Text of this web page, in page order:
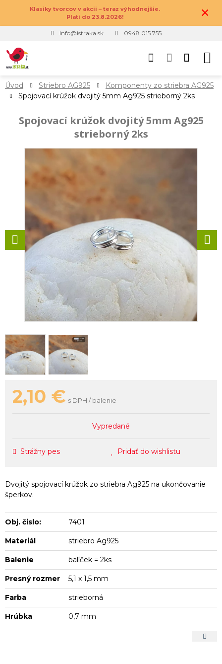
Klasiky tvorcov v akcii – teraz výhodnejšie.
Platí do 23.8.2026!
×
info@istraka.sk 0948 015 755
Úvod Striebro AG925
Komponenty zo striebra AG925
Spojovací krúžok dvojitý 5mm Ag925 strieborný 2ks
Spojovací krúžok dvojitý 5mm Ag925
strieborný 2ks
2,10 € s DPH / balenie
Vypredané
Strážny pes Pridať do wishlistu
Dvojitý spojovací krúžok zo striebra Ag925 na ukončovanie
šperkov.
Obj. čislo: 7401
Materiál striebro Ag925
Balenie balíček = 2ks
Presný rozmer 5,1 x 1,5 mm
Farba strieborná
Hrúbka 0,7 mm